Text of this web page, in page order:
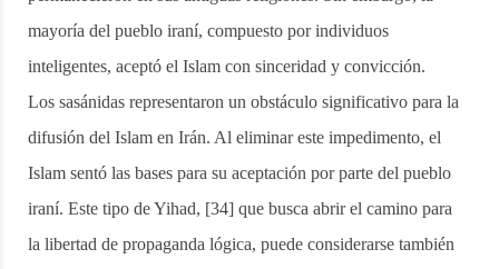
mayoría del pueblo iraní, compuesto por individuos
inteligentes, aceptó el Islam con sinceridad y convicción.
Los sasánidas representaron un obstáculo significativo para la
difusión del Islam en Irán. Al eliminar este impedimento, el
Islam sentó las bases para su aceptación por parte del pueblo
iraní. Este tipo de Yihad, [34] que busca abrir el camino para
la libertad de propaganda lógica, puede considerarse también